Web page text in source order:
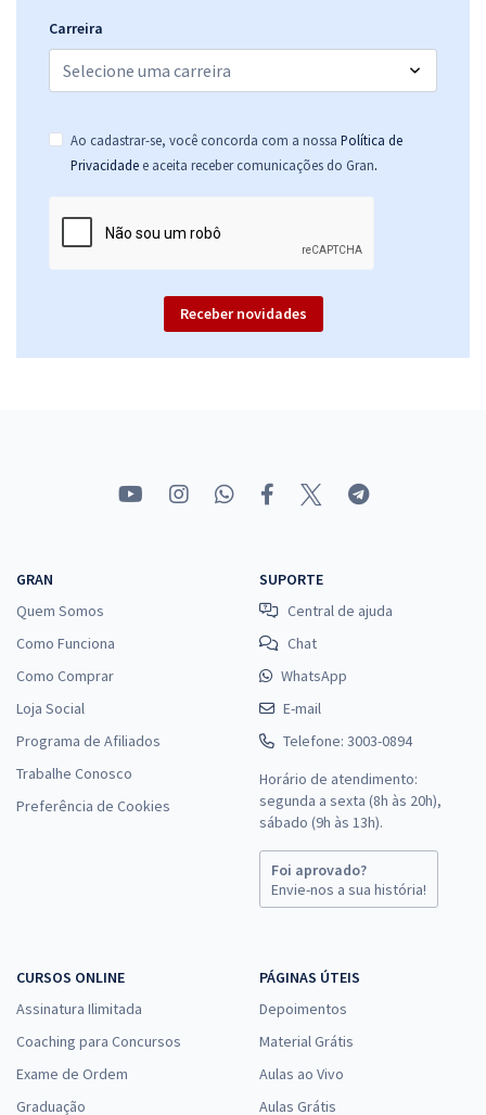
Carreira
Ao cadastrar-se, você concorda com a nossa Política de
Privacidade e aceita receber comunicações do Gran.
Receber novidades
GRAN
Quem Somos
Como Funciona
Como Comprar
Loja Social
Programa de Afiliados
Trabalhe Conosco
Preferência de Cookies
SUPORTE
Central de ajuda
Chat
WhatsApp
E-mail
Telefone: 3003-0894
Horário de atendimento:
segunda a sexta (8h às 20h),
sábado (9h às 13h).
Foi aprovado?
Envie-nos a sua história!
CURSOS ONLINE
Assinatura Ilimitada
Coaching para Concursos
Exame de Ordem
Graduação
PÁGINAS ÚTEIS
Depoimentos
Material Grátis
Aulas ao Vivo
Aulas Grátis